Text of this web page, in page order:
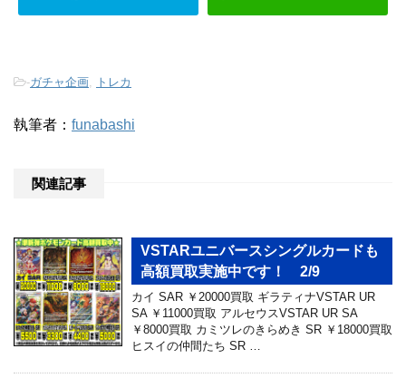
-ガチャ企画, トレカ
執筆者： funabashi
関連記事
VSTARユニバースシングルカードも
高額買取実施中です！ 2/9
カイ SAR ￥20000買取 ギラティナVSTAR UR
SA ￥11000買取 アルセウスVSTAR UR SA
￥8000買取 カミツレのきらめき SR ￥18000買取
ヒスイの仲間たち SR …